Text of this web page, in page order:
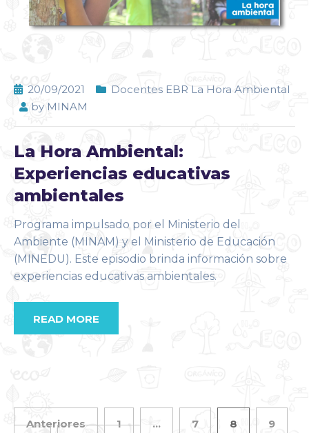
20/09/2021
Docentes EBR La Hora Ambiental
by MINAM
La Hora Ambiental:
Experiencias educativas
ambientales
Programa impulsado por el Ministerio del
Ambiente (MINAM) y el Ministerio de Educación
(MINEDU). Este episodio brinda información sobre
experiencias educativas ambientales.
READ MORE
Anteriores 1 … 7 8
9